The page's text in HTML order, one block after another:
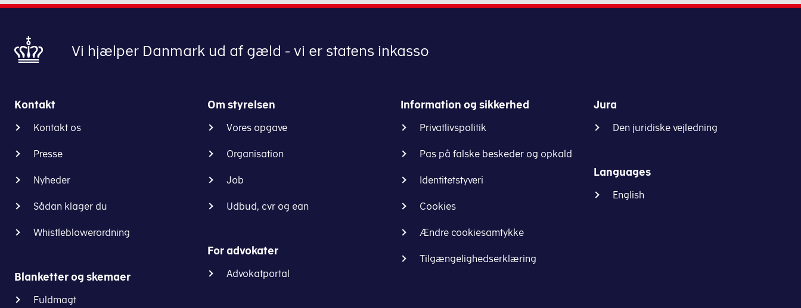
Vi hjælper Danmark ud af gæld - vi er statens inkasso
Kontakt
Kontakt os
Presse
Nyheder
Sådan klager du
Whistleblowerordning
Blanketter og skemaer
Fuldmagt
Om styrelsen
Vores opgave
Organisation
Job
Udbud, cvr og ean
For advokater
Advokatportal
Information og sikkerhed
Privatlivspolitik
Pas på falske beskeder og opkald
Identitetstyveri
Cookies
Ændre cookiesamtykke
Tilgængelighedserklæring
Jura
Den juridiske vejledning
Languages
English